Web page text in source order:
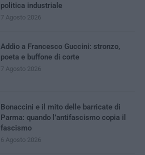
politica industriale
7 Agosto 2026
Addio a Francesco Guccini: stronzo,
poeta e buffone di corte
7 Agosto 2026
Bonaccini e il mito delle barricate di
Parma: quando l’antifascismo copia il
fascismo
6 Agosto 2026